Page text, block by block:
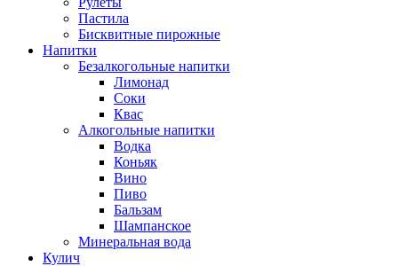
Пастила
Бисквитные пирожные
Напитки
Безалкогольные напитки
Лимонад
Соки
Квас
Алкогольные напитки
Водка
Коньяк
Вино
Пиво
Бальзам
Шампанское
Минеральная вода
Кулич